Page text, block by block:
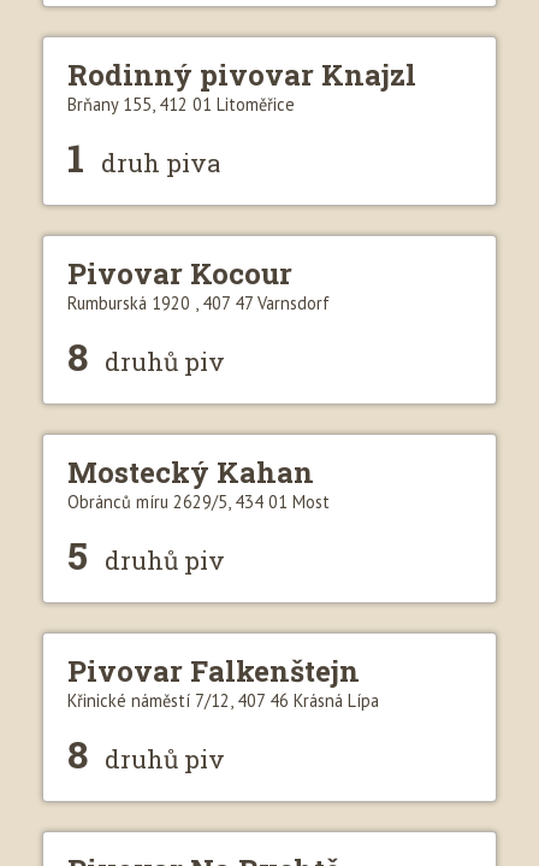
Rodinný pivovar Knajzl
Brňany 155, 412 01 Litoměřice
1 druh piva
Pivovar Kocour
Rumburská 1920 , 407 47 Varnsdorf
8 druhů piv
Mostecký Kahan
Obránců míru 2629/5, 434 01 Most
5 druhů piv
Pivovar Falkenštejn
Křinické náměstí 7/12, 407 46 Krásná Lípa
8 druhů piv